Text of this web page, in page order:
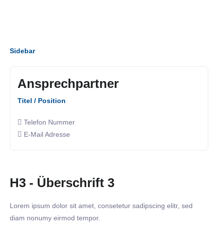
Sidebar
Ansprechpartner
Titel / Position
Telefon Nummer
E-Mail Adresse
H3 - Überschrift 3
Lorem ipsum dolor sit amet, consetetur sadipscing elitr, sed
diam nonumy eirmod tempor.